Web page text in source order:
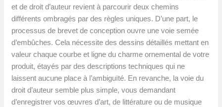
et de droit d’auteur revient à parcourir deux chemins
différents ombragés par des règles uniques. D’une part, le
processus de brevet de conception ouvre une voie semée
d’embûches. Cela nécessite des dessins détaillés mettant en
valeur chaque courbe et ligne du charme ornemental de votre
produit, étayés par des descriptions techniques qui ne
laissent aucune place à l’ambiguïté. En revanche, la voie du
droit d’auteur semble plus simple, vous demandant
d’enregistrer vos œuvres d’art, de littérature ou de musique